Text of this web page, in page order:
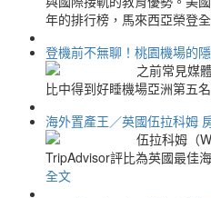
年的排行榜，馬來西亞榮登
登機前不無聊！桃園機場的
之前常見媒
比中得到好睡機場亞洲第五
海外置產王／英國伍拉科姆
伍拉科姆（
TripAdvisor評比為英國最佳
全文